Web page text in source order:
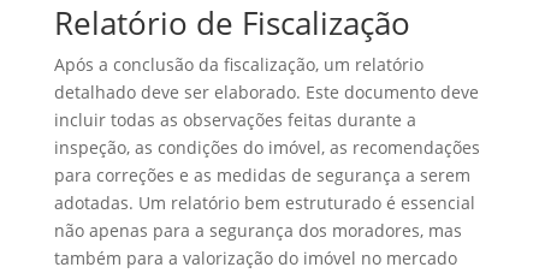
Relatório de Fiscalização
Após a conclusão da fiscalização, um relatório
detalhado deve ser elaborado. Este documento deve
incluir todas as observações feitas durante a
inspeção, as condições do imóvel, as recomendações
para correções e as medidas de segurança a serem
adotadas. Um relatório bem estruturado é essencial
não apenas para a segurança dos moradores, mas
também para a valorização do imóvel no mercado